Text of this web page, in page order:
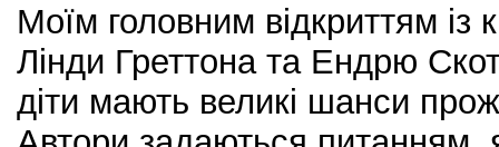
Моїм головним відкриттям із
Лінди Греттона та Ендрю
діти мають великі шанси